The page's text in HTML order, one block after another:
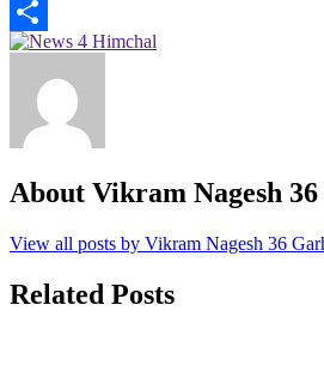
Threads
Share
About Vikram Nagesh
View all posts by Vikram Nagesh 36
Related Posts